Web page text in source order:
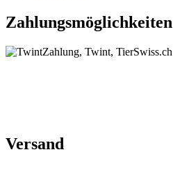
Zahlungsmöglichkeiten
Versand